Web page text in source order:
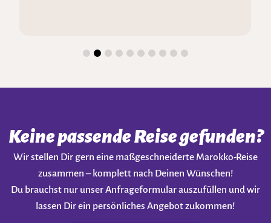
Keine passende Reise gefunden?
Wir stellen Dir gern eine maßgeschneiderte Marokko-Reise
zusammen – komplett nach Deinen Wünschen!
Du brauchst nur unser Anfrageformular auszufüllen und wir
lassen Dir ein persönliches Angebot zukommen!